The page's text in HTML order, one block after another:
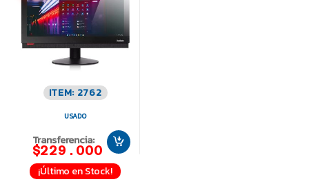
ITEM: 2762
USADO
Transferencia:
$229.000
¡Último en Stock!